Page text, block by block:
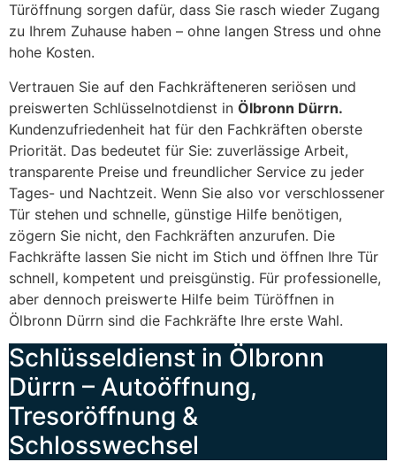
Türöffnung sorgen dafür, dass Sie rasch wieder Zugang
zu Ihrem Zuhause haben – ohne langen Stress und ohne
hohe Kosten.
Vertrauen Sie auf den Fachkräfteneren seriösen und
preiswerten Schlüsselnotdienst in Ölbronn Dürrn.
Kundenzufriedenheit hat für den Fachkräften oberste
Priorität. Das bedeutet für Sie: zuverlässige Arbeit,
transparente Preise und freundlicher Service zu jeder
Tages- und Nachtzeit. Wenn Sie also vor verschlossener
Tür stehen und schnelle, günstige Hilfe benötigen,
zögern Sie nicht, den Fachkräften anzurufen. Die
Fachkräfte lassen Sie nicht im Stich und öffnen Ihre Tür
schnell, kompetent und preisgünstig. Für professionelle,
aber dennoch preiswerte Hilfe beim Türöffnen in
Ölbronn Dürrn sind die Fachkräfte Ihre erste Wahl.
Schlüsseldienst in Ölbronn
Dürrn – Autoöffnung,
Tresoröffnung &
Schlosswechsel